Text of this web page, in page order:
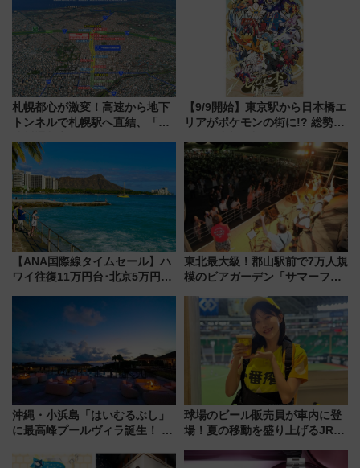
札幌都心が激変！高速から地下
トンネルで札幌駅へ直結、「創
から本格着工、延長4.8km整備
事業の全貌
【9/9開始】東京駅から日本橋エ
リアがポケモンの街に!? 総勢
リサーチ」本格謎解き・グッズ
情報まとめ
【ANA国際線タイムセール】ハ
ワイ往復11万円台･北京5万円台
来春のGW旅行まで狙える激ア
東北最大級！郡山駅前で7万人規
模のビアガーデン「サマーフェ
7/24-26開催！ 有料席はJRE
MALLで予約可能
沖縄・小浜島「はいむるぶし」
に最高峰プールヴィラ誕生！ 石
美旅「何もしない贅沢」を体験
球場のビール販売員が車内に登
場！夏の移動を盛り上げるJR九
月7日限定 ソフトバンクホーク